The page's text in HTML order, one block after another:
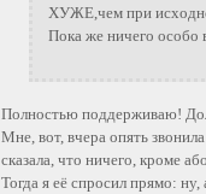
ХУЖЕ,чем при
Пока же ничего
Полностью поддерживаю!
Мне, вот, вчера опять
сказала, что ничего, кроме
Тогда я её спросил прямо: